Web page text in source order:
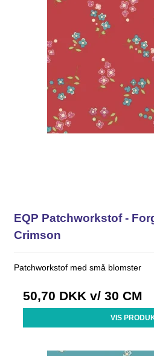
EQP Patchworkstof -
Crimson
Patchworkstof med små blomster
50,70 DKK v/ 30 CM
VIS